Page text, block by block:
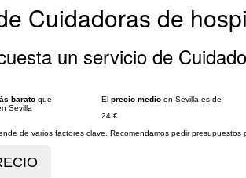
Cuidadoras de
un servicio de
barato que
Sevilla
El precio medio en Sevilla es de
24 €
de varios factores clave. Recomendamos pedir presupuestos